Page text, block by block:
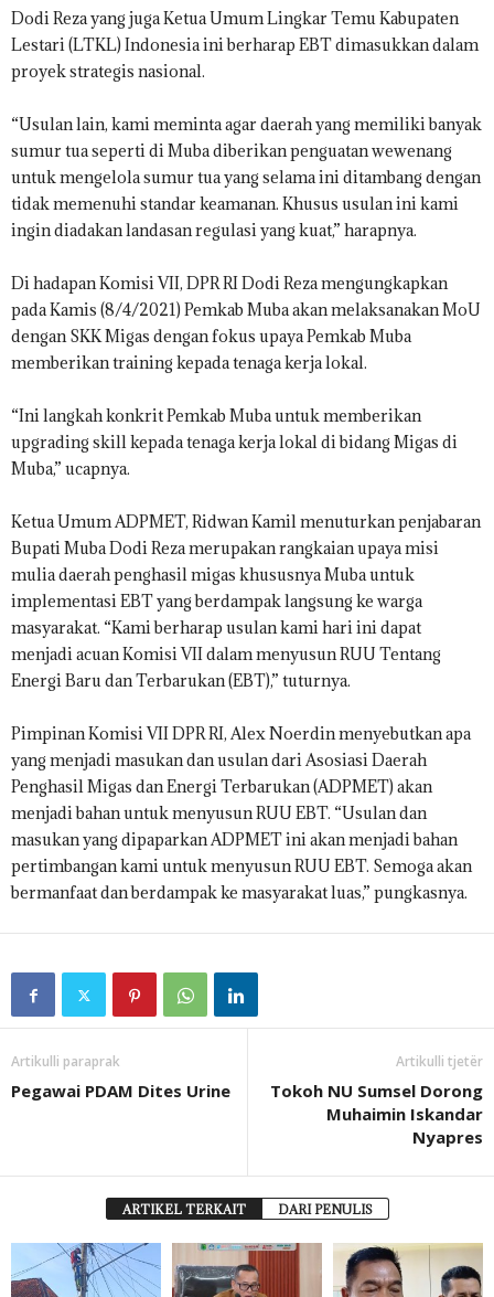
Dodi Reza yang juga Ketua Umum Lingkar Temu Kabupaten
Lestari (LTKL) Indonesia ini berharap EBT dimasukkan dalam
proyek strategis nasional.
“Usulan lain, kami meminta agar daerah yang memiliki banyak
sumur tua seperti di Muba diberikan penguatan wewenang
untuk mengelola sumur tua yang selama ini ditambang dengan
tidak memenuhi standar keamanan. Khusus usulan ini kami
ingin diadakan landasan regulasi yang kuat,” harapnya.
Di hadapan Komisi VII, DPR RI Dodi Reza mengungkapkan
pada Kamis (8/4/2021) Pemkab Muba akan melaksanakan MoU
dengan SKK Migas dengan fokus upaya Pemkab Muba
memberikan training kepada tenaga kerja lokal.
“Ini langkah konkrit Pemkab Muba untuk memberikan
upgrading skill kepada tenaga kerja lokal di bidang Migas di
Muba,” ucapnya.
Ketua Umum ADPMET, Ridwan Kamil menuturkan penjabaran
Bupati Muba Dodi Reza merupakan rangkaian upaya misi
mulia daerah penghasil migas khususnya Muba untuk
implementasi EBT yang berdampak langsung ke warga
masyarakat. “Kami berharap usulan kami hari ini dapat
menjadi acuan Komisi VII dalam menyusun RUU Tentang
Energi Baru dan Terbarukan (EBT),” tuturnya.
Pimpinan Komisi VII DPR RI, Alex Noerdin menyebutkan apa
yang menjadi masukan dan usulan dari Asosiasi Daerah
Penghasil Migas dan Energi Terbarukan (ADPMET) akan
menjadi bahan untuk menyusun RUU EBT. “Usulan dan
masukan yang dipaparkan ADPMET ini akan menjadi bahan
pertimbangan kami untuk menyusun RUU EBT. Semoga akan
bermanfaat dan berdampak ke masyarakat luas,” pungkasnya.
Artikulli paraprak
Pegawai PDAM Dites Urine
Artikulli tjetër
Tokoh NU Sumsel Dorong
Muhaimin Iskandar
Nyapres
ARTIKEL TERKAIT DARI PENULIS